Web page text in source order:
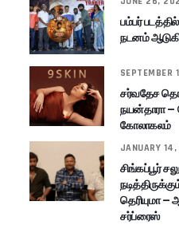
பம்பர்
நடனம்
SEPTEMBER
சர்வதேச
நயன்தாரா –
கோலாகலம்
JANUARY
சிங்கப்பூர்
தெரியுமா –
சர்ப்ரைஸ்